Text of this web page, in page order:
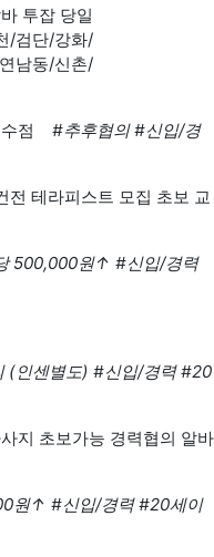
투잡 당일
/검단/강화/
남동/신촌/
점
#추후협의 #신입/경
전 테라피스트 모집 초보 교
500,000원↑ #신입/경력
(인센별도) #신입/경력 #20
지 초보가능 경력협의 알바
원↑ #신입/경력 #20세이